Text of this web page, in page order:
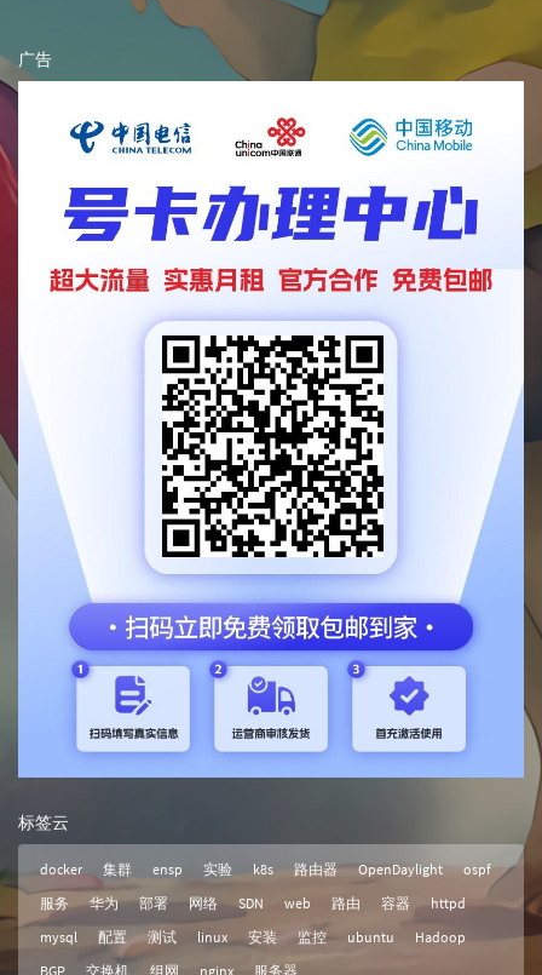
广告
标签云
docker 集群 ensp 实验 k8s 路由器 OpenDaylight
ospf
服务
华为 部署 网络 SDN web 路由 容器
httpd
mysql
配置 测试 linux 安装 监控 ubuntu
Hadoop
BGP
交换机 组网 nginx 服务器